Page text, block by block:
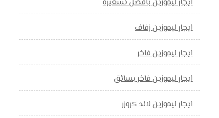
ايجار ليموزين بافضل تسعيرة
ايجار ليموزين زفاف
ايجار ليموزين فاخر
ايجار ليموزين فاخر بسائق
ايجار ليموزين لاند كروزر